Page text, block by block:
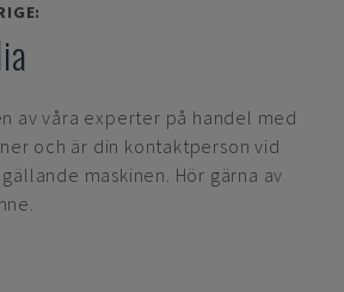
av våra experter på handel med
och är din kontaktperson vid
maskinen. Hör gärna av